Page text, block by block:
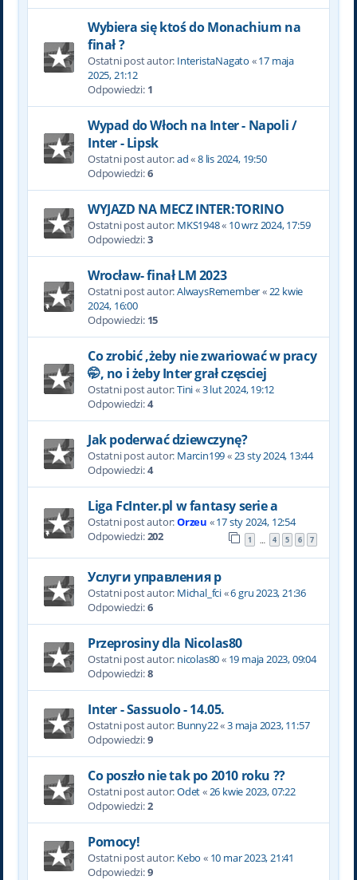
Wybiera się ktoś do Monachium na
finał ?
Ostatni post autor: InteristaNagato «17 maja
2025, 21:12
Odpowiedzi: 1
Wypad do Włoch na Inter - Napoli /
Inter - Lipsk
Ostatni post autor:ad«8 lis 2024, 19:50
Odpowiedzi:6
WYJAZD NA MECZ INTER:TORINO
Ostatni post autor: MKS1948« 10 wrz 2024, 17:59
Odpowiedzi:3
Wrocław- finał LM 2023
Ostatni post autor:AlwaysRemember«22 kwie
2024, 16:00
Odpowiedzi: 15
Co zrobić ,żeby nie zwariować w pracy
🤭, no i żeby Inter grał częsciej
Ostatni post autor:Tini«3 lut 2024, 19:12
Odpowiedzi:4
Jak poderwać dziewczynę?
Ostatni post autor: Marcin199«23 sty 2024, 13:44
Odpowiedzi:4
Liga FcInter.pl w fantasy serie a
Ostatni post autor:Orzeu «17 sty 2024, 12:54
Odpowiedzi:202 1 … 4 5 6 7
Услуги управления р
Ostatni post autor: Michal_fci«6 gru 2023, 21:36
Odpowiedzi:6
Przeprosiny dla Nicolas80
Ostatni post autor: nicolas80« 19 maja 2023, 09:04
Odpowiedzi:8
Inter - Sassuolo - 14.05.
Ostatni post autor: Bunny22«3 maja 2023, 11:57
Odpowiedzi:9
Co poszło nie tak po 2010 roku ??
Ostatni post autor:Odet«26 kwie 2023, 07:22
Odpowiedzi:2
Pomocy!
Ostatni post autor: Kebo « 10 mar 2023, 21:41
Odpowiedzi:9